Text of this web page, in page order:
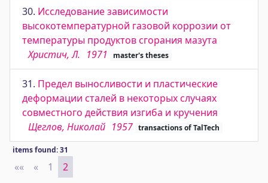
30. Исследование зависимости
высокотемпературной газовой коррозии от
температуры продуктов сгорания мазута
Христич, Л. 1971 master's theses
31. Предел выносливости и пластические
деформации сталей в некоторых случаях
совместного действия изгиба и кручения
Щеглов, Николай 1957 transactions of TalTech
items found: 31
«« First
« Previous
1 2